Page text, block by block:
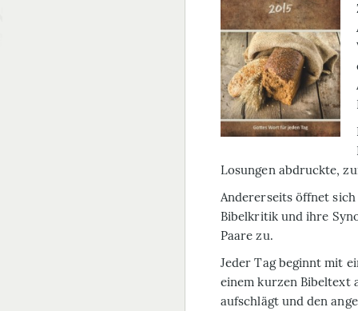
Losungen abdruckte,
Andererseits öffnet
Bibelkritik und ihre
Paare zu.
Jeder Tag beginnt mit
einem kurzen Bibeltext
aufschlägt und den